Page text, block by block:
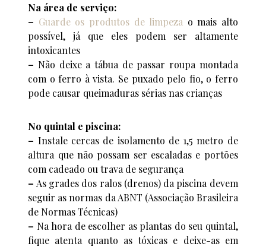
Na área de serviço:
– Guarde os produtos de limpeza o mais alto
possível, já que eles podem ser altamente
intoxicantes
– Não deixe a tábua de passar roupa montada
com o ferro à vista. Se puxado pelo fio, o ferro
pode causar queimaduras sérias nas crianças
No quintal e piscina:
– Instale cercas de isolamento de 1,5 metro de
altura que não possam ser escaladas e portões
com cadeado ou trava de segurança
– As grades dos ralos (drenos) da piscina devem
seguir as normas da ABNT (Associação Brasileira
de Normas Técnicas)
– Na hora de escolher as plantas do seu quintal,
fique atenta quanto as tóxicas e deixe-as em